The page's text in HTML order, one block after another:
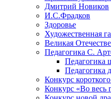
Дмитрий Новиков
И.С.Фрадков
Здоровье
Художественная
Великая
Педагогика С.
Педагогика
Педагогика
Конкурс
Конкурс «Во весь